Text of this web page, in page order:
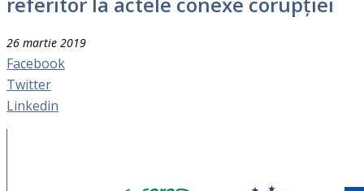
26 martie 2019
Facebook
Twitter
Linkedin